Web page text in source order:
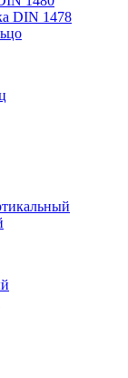
DIN 1478